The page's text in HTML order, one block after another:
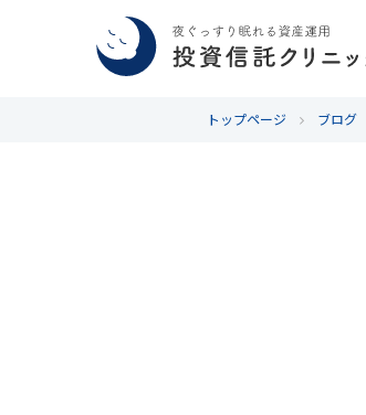
トップページ ブログ